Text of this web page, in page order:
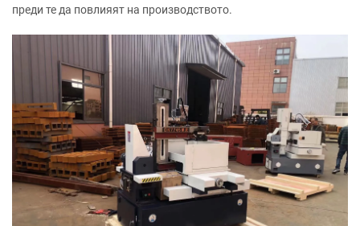
преди те да повлияят на производството.